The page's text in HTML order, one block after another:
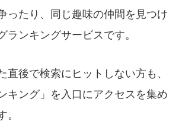
ったり、同じ趣味の仲間を見つけ
ランキングサービスです。
直後で検索にヒットしない方も、
キング」を入口にアクセスを集め
。